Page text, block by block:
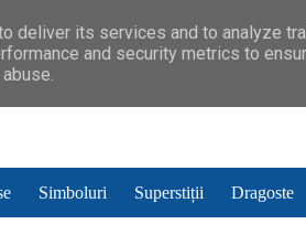
Simboluri Superstiții Dragoste
deliver its services and to analyze
and security metrics to